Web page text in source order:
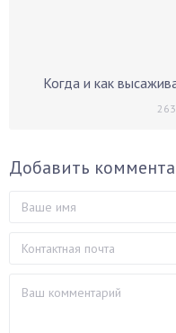
Когда и как
Добавить